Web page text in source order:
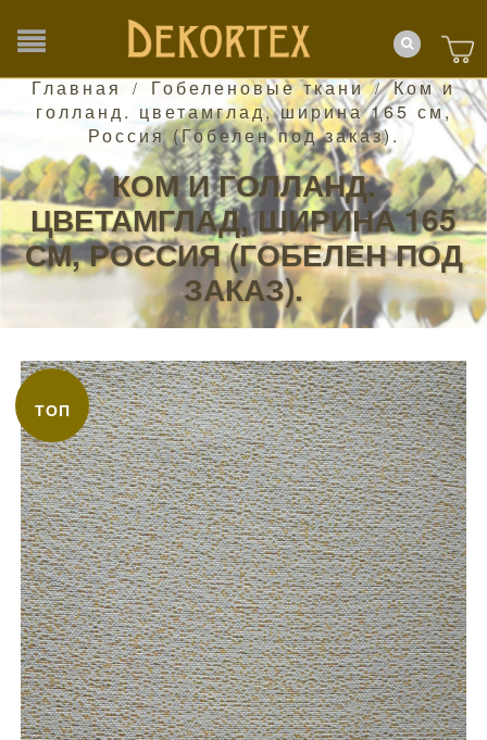
Главная / Гобеленовые ткани /Ком и
голланд. цветамглад, ширина 165 см,
Россия (Гобелен под заказ).
КОМ И ГОЛЛАНД.
ЦВЕТАМГЛАД, ШИРИНА 165
СМ, РОССИЯ (ГОБЕЛЕН ПОД
ЗАКАЗ).
ТОП